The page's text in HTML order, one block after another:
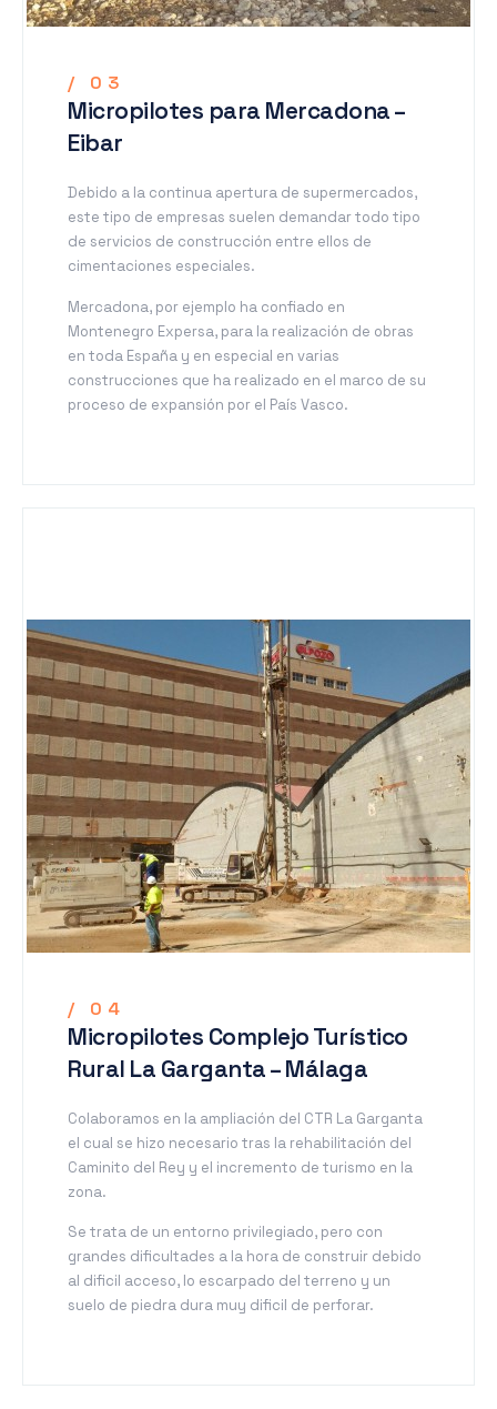
/ 03
Micropilotes para Mercadona –
Eibar
Debido a la continua apertura de supermercados,
este tipo de empresas suelen demandar todo tipo
de servicios de construcción entre ellos de
cimentaciones especiales.
Mercadona, por ejemplo ha confiado en
Montenegro Expersa, para la realización de obras
en toda España y en especial en varias
construcciones que ha realizado en el marco de su
proceso de expansión por el País Vasco.
/ 04
Micropilotes Complejo Turístico
Rural La Garganta – Málaga
Colaboramos en la ampliación del CTR La Garganta
el cual se hizo necesario tras la rehabilitación del
Caminito del Rey y el incremento de turismo en la
zona.
Se trata de un entorno privilegiado, pero con
grandes dificultades a la hora de construir debido
al dificil acceso, lo escarpado del terreno y un
suelo de piedra dura muy dificil de perforar.